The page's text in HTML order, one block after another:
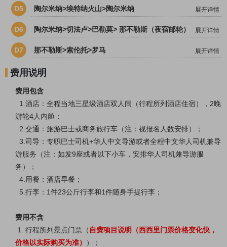
D5 陶尔米纳>埃特纳火山>陶尔米纳 展开详情
D6 陶尔米纳>切法卢>巴勒莫> 那不勒斯（夜宿邮轮） 展开详情
D7 那不勒斯>索伦托>罗马 展开详情
费用说明
费用包含
1.酒店：全程当地三星级酒店双人间（行程所列酒店住宿），2晚
游轮4人内舱；
2.交通：旅游巴士或商务旅行车（注：视报名人数安排）；
3.司导：专职巴士司机+华人中文导游或者全程中文华人司机兼导
游服务（注：如发9座或者以下小车，安排华人司机兼导游服
务）；
4.用餐：酒店早餐；
5.行李：1件23公斤行李和1件随身手提行李；
费用不含
1. 行程所列景点门票（ 自费项目说明（西西里门票价格变化快，
价格以实际购买为准）
）；